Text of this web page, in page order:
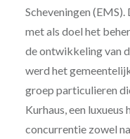
Scheveningen
met als doel het
de ontwikkeling van
werd het
groep particulieren
Kurhaus, een
concurrentie zowel